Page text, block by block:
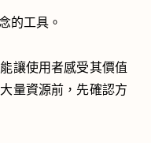
的工具。
讓使用者感受其價值
量資源前，先確認方